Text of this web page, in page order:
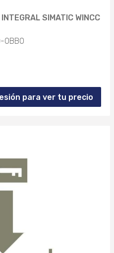
SIMATIC WINCC
0BB0
para ver tu precio